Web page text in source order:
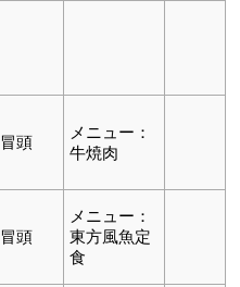
冒頭
メニュー：
牛焼肉
冒頭
メニュー：
東方風魚定
食